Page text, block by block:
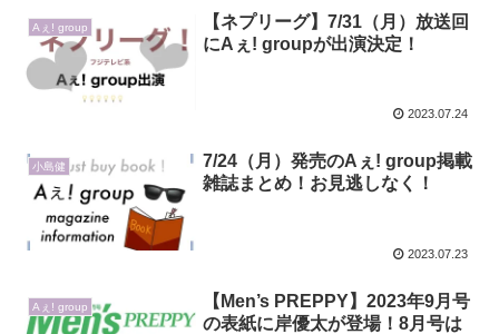
Aぇ! group
【ネプリーグ】7/31（月）放送回
にAぇ! groupが出演決定！
2023.07.24
小島健
7/24（月）発売のAぇ! group掲載
雑誌まとめ！お見逃しなく！
2023.07.23
Aぇ! group
【Men’s PREPPY】2023年9月号
の表紙に岸優太が登場！8月号は